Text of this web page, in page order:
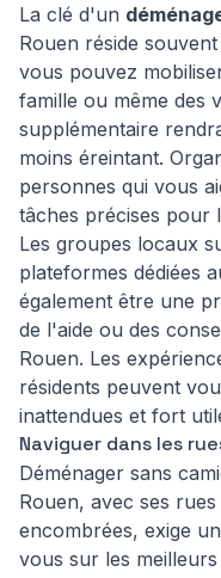
La clé d'un
Rouen réside
vous pouvez
famille ou même des
supplémentaire
moins éreintant.
personnes qui vous
tâches précises pour
Les groupes locaux
plateformes dédiées
également être une
de l'aide ou des
Rouen. Les
résidents peuvent
inattendues et fort
Naviguer dans les
Déménager sans
Rouen, avec ses
encombrées, exige
vous sur les